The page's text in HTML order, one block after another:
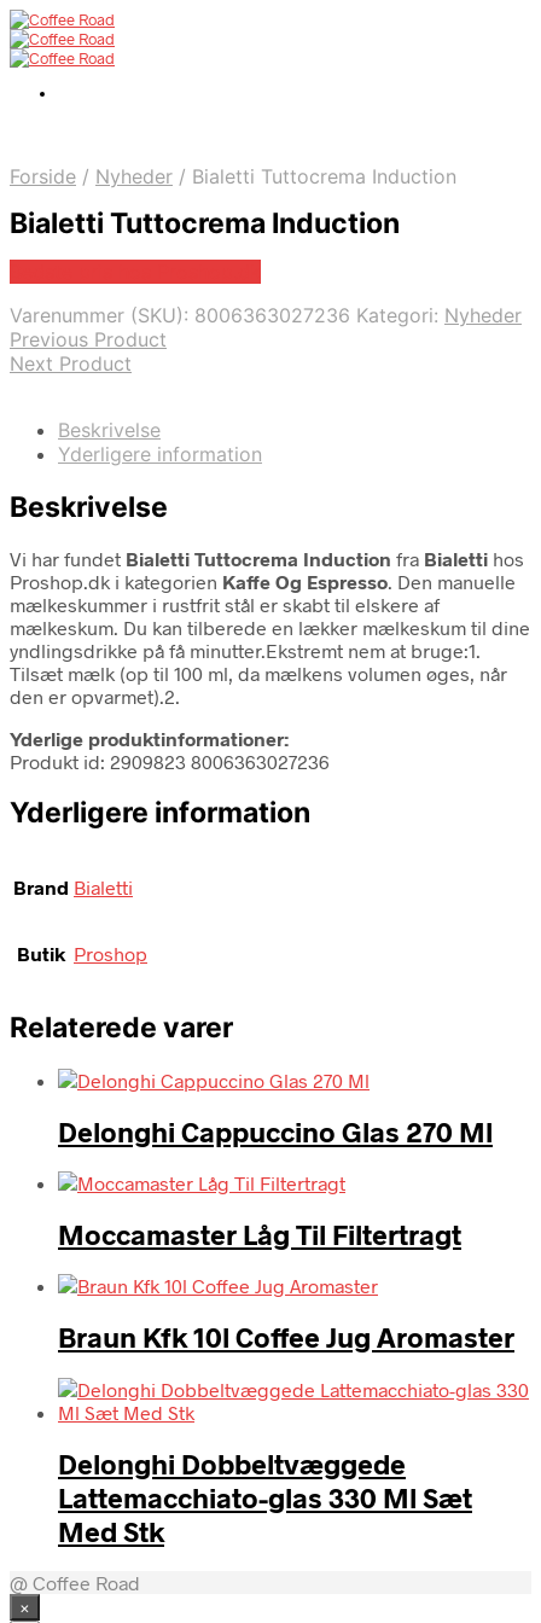
Forside / Nyheder / Bialetti Tuttocrema Induction
Bialetti Tuttocrema Induction
Varenummer (SKU): 8006363027236 Kategori: Nyheder
Previous Product
Next Product
Beskrivelse
Yderligere information
Beskrivelse
Vi har fundet Bialetti Tuttocrema Induction fra Bialetti hos
Proshop.dk i kategorien Kaffe Og Espresso. Den manuelle
mælkeskummer i rustfrit stål er skabt til elskere af
mælkeskum. Du kan tilberede en lækker mælkeskum til dine
yndlingsdrikke på få minutter.Ekstremt nem at bruge:1.
Tilsæt mælk (op til 100 ml, da mælkens volumen øges, når
den er opvarmet).2.
Yderlige produktinformationer:
Produkt id: 2909823 8006363027236
Yderligere information
Brand Bialetti
Butik Proshop
Relaterede varer
Delonghi Cappuccino Glas 270 Ml
Moccamaster Låg Til Filtertragt
Braun Kfk 10l Coffee Jug Aromaster
Delonghi Dobbeltvæggede
Lattemacchiato-glas 330 Ml Sæt
Med Stk
@ Coffee Road
×